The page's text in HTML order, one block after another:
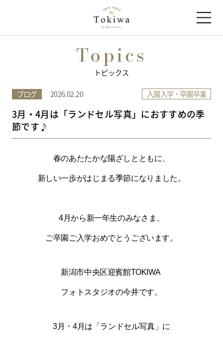
Topics
トピックス
ブログ 2026.02.20 ⼊園⼊学・卒園卒業
3月・4月は「ランドセル写真」におすすめの季
節です♪
春のあたたかな陽ざしとともに、
新しい一歩がはじまる季節になりました。
4月から新一年生のみなさま、
ご卒園ご入学おめでとうございます。
新潟市中央区迎賓館TOKIWA
フォトスタジオの今井です。
3月・4月は「ランドセル写真」に